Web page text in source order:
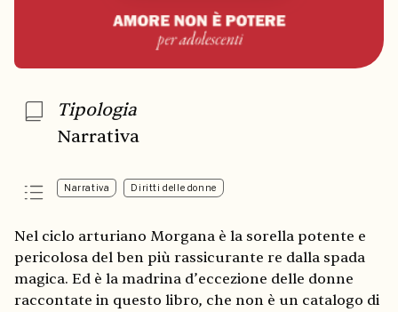
Tipologia
Narrativa
Narrativa Diritti delle donne
Nel ciclo arturiano Morgana è la sorella potente e
pericolosa del ben più rassicurante re dalla spada
magica. Ed è la madrina d’eccezione delle donne
raccontate in questo libro, che non è un catalogo di